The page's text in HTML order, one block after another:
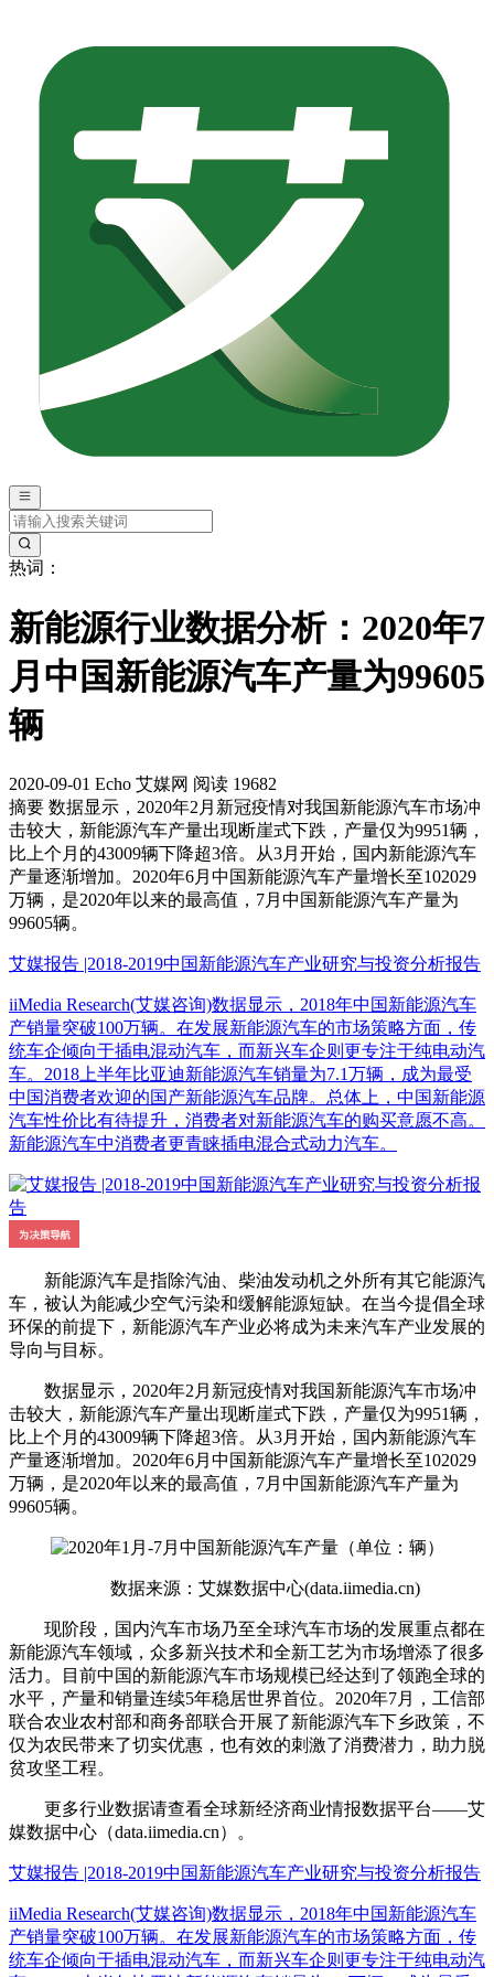
热词：
新能源行业数据分析：2020年7
月中国新能源汽车产量为99605
辆
2020-09-01 Echo 艾媒网 阅读 19682
摘要 数据显示，2020年2月新冠疫情对我国新能源汽车市场冲
击较大，新能源汽车产量出现断崖式下跌，产量仅为9951辆，
比上个月的43009辆下降超3倍。从3月开始，国内新能源汽车
产量逐渐增加。2020年6月中国新能源汽车产量增长至102029
万辆，是2020年以来的最高值，7月中国新能源汽车产量为
99605辆。
艾媒报告 |2018-2019中国新能源汽车产业研究与投资分析报告
iiMedia Research(艾媒咨询)数据显示，2018年中国新能源汽车
产销量突破100万辆。在发展新能源汽车的市场策略方面，传
统车企倾向于插电混动汽车，而新兴车企则更专注于纯电动汽
车。2018上半年比亚迪新能源汽车销量为7.1万辆，成为最受
中国消费者欢迎的国产新能源汽车品牌。总体上，中国新能源
汽车性价比有待提升，消费者对新能源汽车的购买意愿不高。
新能源汽车中消费者更青睐插电混合式动力汽车。
新能源汽车是指除汽油、柴油发动机之外所有其它能源汽
车，被认为能减少空气污染和缓解能源短缺。在当今提倡全球
环保的前提下，新能源汽车产业必将成为未来汽车产业发展的
导向与目标。
数据显示，2020年2月新冠疫情对我国新能源汽车市场冲
击较大，新能源汽车产量出现断崖式下跌，产量仅为9951辆，
比上个月的43009辆下降超3倍。从3月开始，国内新能源汽车
产量逐渐增加。2020年6月中国新能源汽车产量增长至102029
万辆，是2020年以来的最高值，7月中国新能源汽车产量为
99605辆。
数据来源：艾媒数据中心(data.iimedia.cn)
现阶段，国内汽车市场乃至全球汽车市场的发展重点都在
新能源汽车领域，众多新兴技术和全新工艺为市场增添了很多
活力。目前中国的新能源汽车市场规模已经达到了领跑全球的
水平，产量和销量连续5年稳居世界首位。2020年7月，工信部
联合农业农村部和商务部联合开展了新能源汽车下乡政策，不
仅为农民带来了切实优惠，也有效的刺激了消费潜力，助力脱
贫攻坚工程。
更多行业数据请查看全球新经济商业情报数据平台——艾
媒数据中心（data.iimedia.cn）。
艾媒报告 |2018-2019中国新能源汽车产业研究与投资分析报告
iiMedia Research(艾媒咨询)数据显示，2018年中国新能源汽车
产销量突破100万辆。在发展新能源汽车的市场策略方面，传
统车企倾向于插电混动汽车，而新兴车企则更专注于纯电动汽